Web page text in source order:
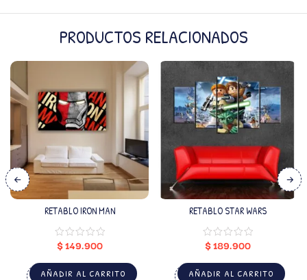
PRODUCTOS RELACIONADOS
RETABLO IRON MAN
$149.900
AÑADIR AL CARRITO
RETABLO STAR WARS
$189.900
AÑADIR AL CARRITO